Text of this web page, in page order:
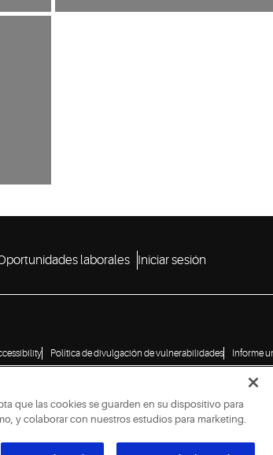
laborales Iniciar sesión
Política de divulgación de vulnerabilidades Informe
que las cookies se guarden en su dispositivo para
y colaborar con nuestros estudios para marketing.